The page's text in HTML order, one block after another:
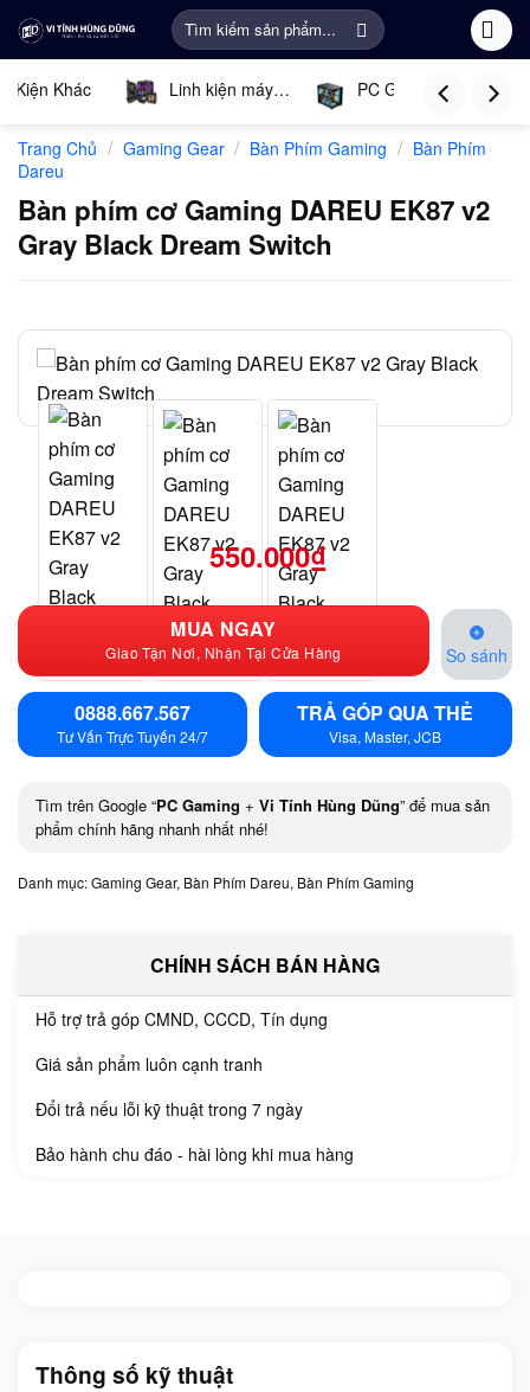
qua
dung
Tìm
kiếm:
Linh kiện máy
PC Gaming
Kiện Khác
Trang Chủ / Gaming Gear / Bàn Phím Gaming / Bàn Phím
Dareu
Bàn phím cơ Gaming DAREU EK87 v2
Gray Black Dream Switch
550.000₫
MUA NGAY
Giao Tận Nơi, Nhận Tại Cửa Hàng So sánh
0888.667.567
Tư Vấn Trực Tuyến 24/7
TRẢ GÓP QUA THẺ
Visa, Master, JCB
Tìm trên Google “PC Gaming + Vi Tính Hùng Dũng” để mua sản
phẩm chính hãng nhanh nhất nhé!
Danh mục:Gaming Gear, Bàn Phím Dareu, Bàn Phím Gaming
CHÍNH SÁCH BÁN HÀNG
Hỗ trợ trả góp CMND, CCCD, Tín dụng
Giá sản phẩm luôn cạnh tranh
Đổi trả nếu lỗi kỹ thuật trong 7 ngày
Bảo hành chu đáo - hài lòng khi mua hàng
Thông số kỹ thuật